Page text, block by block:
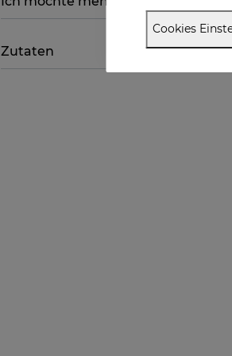
Zutaten
Cookies